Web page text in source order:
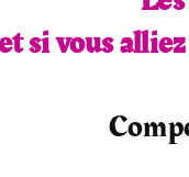
si vous